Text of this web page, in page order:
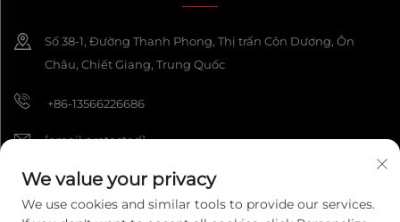
Số 38-1, Đường Thanh Phong, Thị trấn Côn Dương, Ôn
Châu, Chiết Giang, Trung Quốc
+86-13566226686
[email protected]
Bản quyền © 2026 Công ty TNHH Thủ công Mỹ nghệ Wenzhou
We value your privacy
We use cookies and similar tools to provide our services.